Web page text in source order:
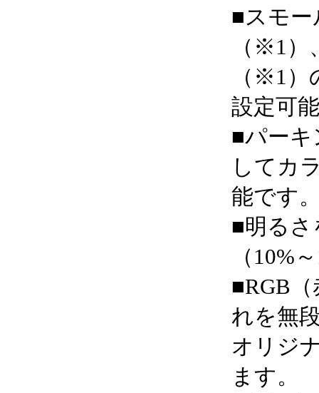
■スモー
（※1）
（※1
設定可
■パーキ
してカ
能です
■明るさ
（10%
■RGB
れを無
オリジ
ます。